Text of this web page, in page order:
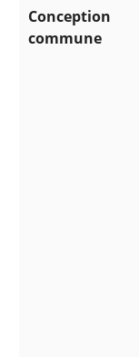
Conception
commune